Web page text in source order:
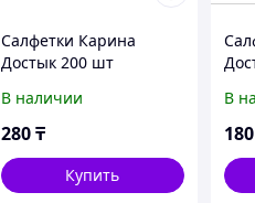
Салфетки Карина
Достык 200 шт
В наличии
280₸
Купить
В
180